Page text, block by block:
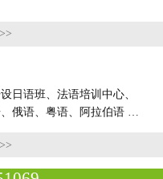
语班、法语培训中心、
俄语、粤语、阿拉伯语 …